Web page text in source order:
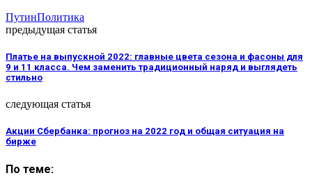
ПутинПолитика
предыдущая статья
Платье на выпускной 2022: главные цвета сезона и фасоны для
9 и 11 класса. Чем заменить традиционный наряд и выглядеть
стильно
следующая статья
Акции Сбербанка: прогноз на 2022 год и общая ситуация на
бирже
По теме: